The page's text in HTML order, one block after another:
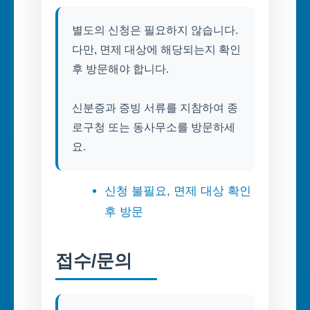
별도의 신청은 필요하지 않습니다.
다만, 면제 대상에 해당되는지 확인
후 방문해야 합니다.
신분증과 증빙 서류를 지참하여 종
로구청 또는 동사무소를 방문하세
요.
신청 불필요, 면제 대상 확인
후 방문
접수/문의